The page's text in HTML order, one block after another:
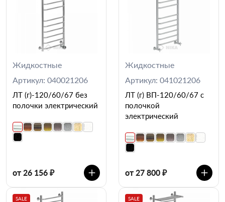
Жидкостные
Артикул: 040021206
ЛТ (г)-120/60/67 без
полочки электрический
от 26 156 ₽
Жидкостные
Артикул: 041021206
ЛТ (г) ВП-120/60/67 с
полочкой
электрический
от 27 800 ₽
SALE SALE